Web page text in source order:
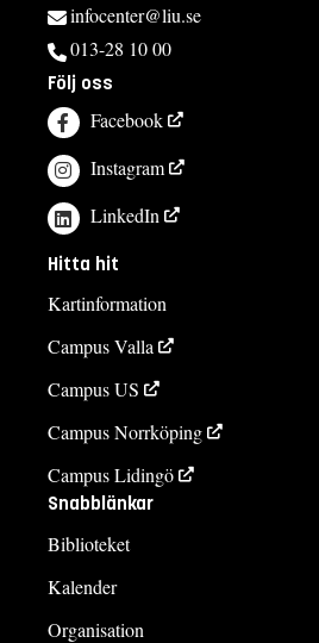
infocenter@liu.se
013-28 10 00
Följ oss
Facebook
Instagram
LinkedIn
Hitta hit
Kartinformation
Campus Valla
Campus US
Campus Norrköping
Campus Lidingö
Snabblänkar
Biblioteket
Kalender
Organisation